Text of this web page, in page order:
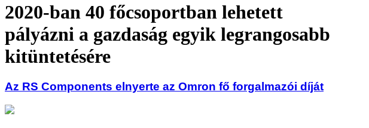
2020-ban 40 főcsoportban lehetett
pályázni a gazdaság egyik legrangosabb
kitüntetésére
Az RS Components elnyerte az Omron fő forgalmazói díját